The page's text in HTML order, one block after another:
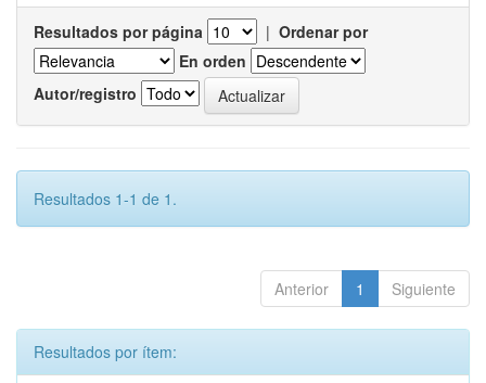
Resultados por página | Ordenar por
En orden
Autor/registro
Resultados 1-1 de 1.
Anterior 1 Siguiente
Resultados por ítem: